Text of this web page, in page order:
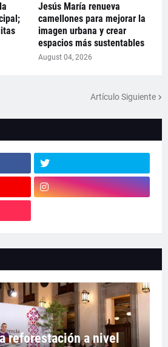
Jesús María renueva
camellones para mejorar la
imagen urbana y crear
espacios más sustentables
August 04, 2026
Artículo Siguiente
reforestación a nivel